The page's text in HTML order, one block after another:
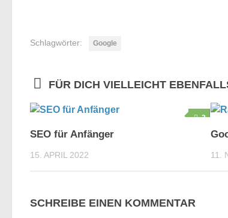
Schlagwörter: Google
FÜR DICH VIELLEICHT
3
SEO für Anfänger
15. APRIL 2022 11.
SCHREIBE EINEN KOMMENTAR